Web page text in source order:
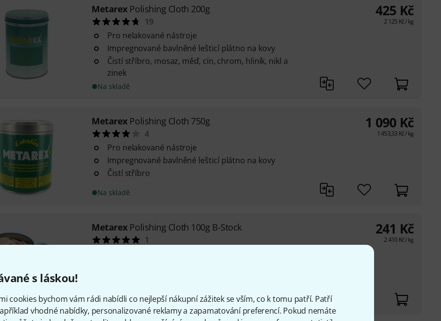
s láskou!
cookies bychom vám rádi nabídli co nejlepší nákupní zážitek se vším, co k tomu patří. Patří
vhodné nabídky, personalizované reklamy a zapamatování preferencí. Pokud nemáte
Metarex Polishing Cloth 200g
19
Pro nelakované nástroje
Impregnované bavlněné lešticí plátno na kovy
Čistí stříbro, mosaz, měď, cín, chrom, hliník, nikl a
zinek
Na skladě
425 Kč
2 125 Kč/ kg
Metarex Polishing Cloth 750g
4
Pro nelakované nástroje
Impregnované bavlněné lešticí plátno na kovy
Čistí stříbro
Na skladě
1 090 Kč
1 453,33 Kč/ kg
Metarex Polishing Cloth 100g B-Stock
1
Na skladě
241 Kč
2 410 Kč/ kg